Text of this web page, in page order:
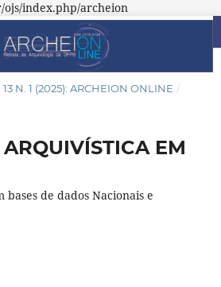
index.php/archeion
13 N. 1 (2025): ARCHEION ONLINE /
EM
bases de dados Nacionais e